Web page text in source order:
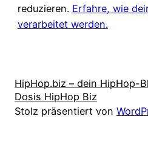
reduzieren. Erfahre, wie
verarbeitet werden.
HipHop.biz – dein HipHop-
Dosis HipHop Biz
Stolz präsentiert von